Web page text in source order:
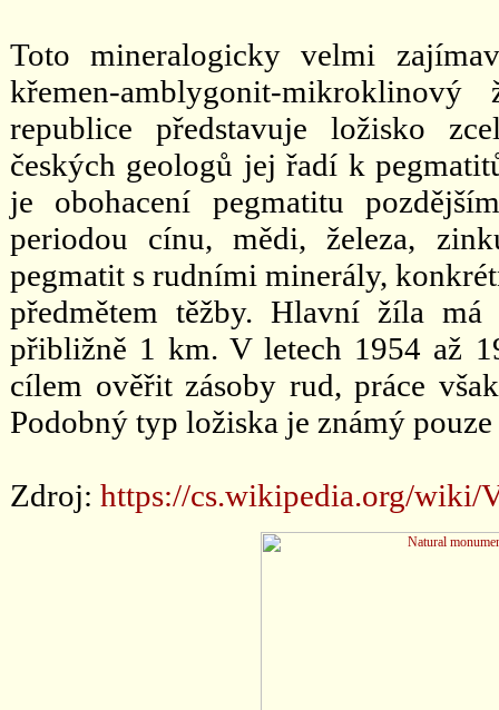
Toto mineralogicky velmi
křemen-amblygonit-
republice představuje ložisko
českých geologů jej řadí k
je obohacení pegmatitu
periodou cínu, mědi, železa,
pegmatit s rudními minerály,
předmětem těžby. Hlavní žíla
přibližně 1 km. V letech 1954 až
cílem ověřit zásoby rud, práce
Podobný typ ložiska je známý
Zdroj: https://cs.wikipedia.org/wiki/